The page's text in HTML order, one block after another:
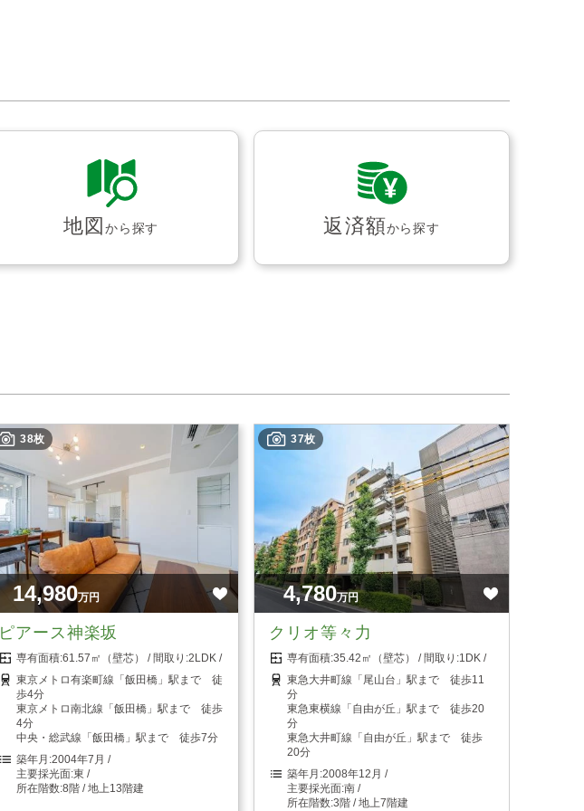
地図から探す 返済額から探す
38枚
14,980万円
ピアース神楽坂
61.57㎡（壁芯）
2LDK
東京メトロ有楽町線「飯田橋」駅まで 徒
歩4分
東京メトロ南北線「飯田橋」駅まで 徒歩
4分
中央・総武線「飯田橋」駅まで 徒歩7分
2004年7月
東
8階 / 地上13階建
37枚
4,780万円
クリオ等々力
35.42㎡（壁芯）
1DK
東急大井町線「尾山台」駅まで 徒歩11
分
東急東横線「自由が丘」駅まで 徒歩20
分
東急大井町線「自由が丘」駅まで 徒歩
20分
2008年12月
南
3階 / 地上7階建